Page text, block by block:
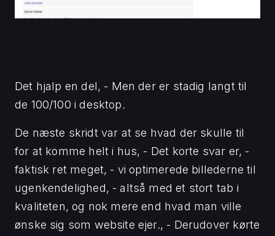
Det hjalp en del, - Men der er stadig langt til
de 100/100 i desktop.
De næste skridt var at se hvad der skulle til
for at komme helt i hus, - Det korte svar er, -
faktisk ret meget, - vi optimerede billederne til
ugenkendelighed, - altså med et stort tab i
kvaliteten, og nok mere end hvad man ville
ønske sig som website ejer., - Derudover kørte